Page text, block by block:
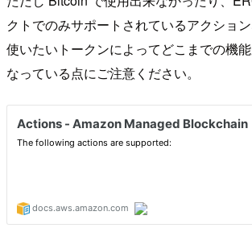
クトでのみサポートされているアクション
使いたいトークンによってどこまでの機
なっている点にご注意ください。